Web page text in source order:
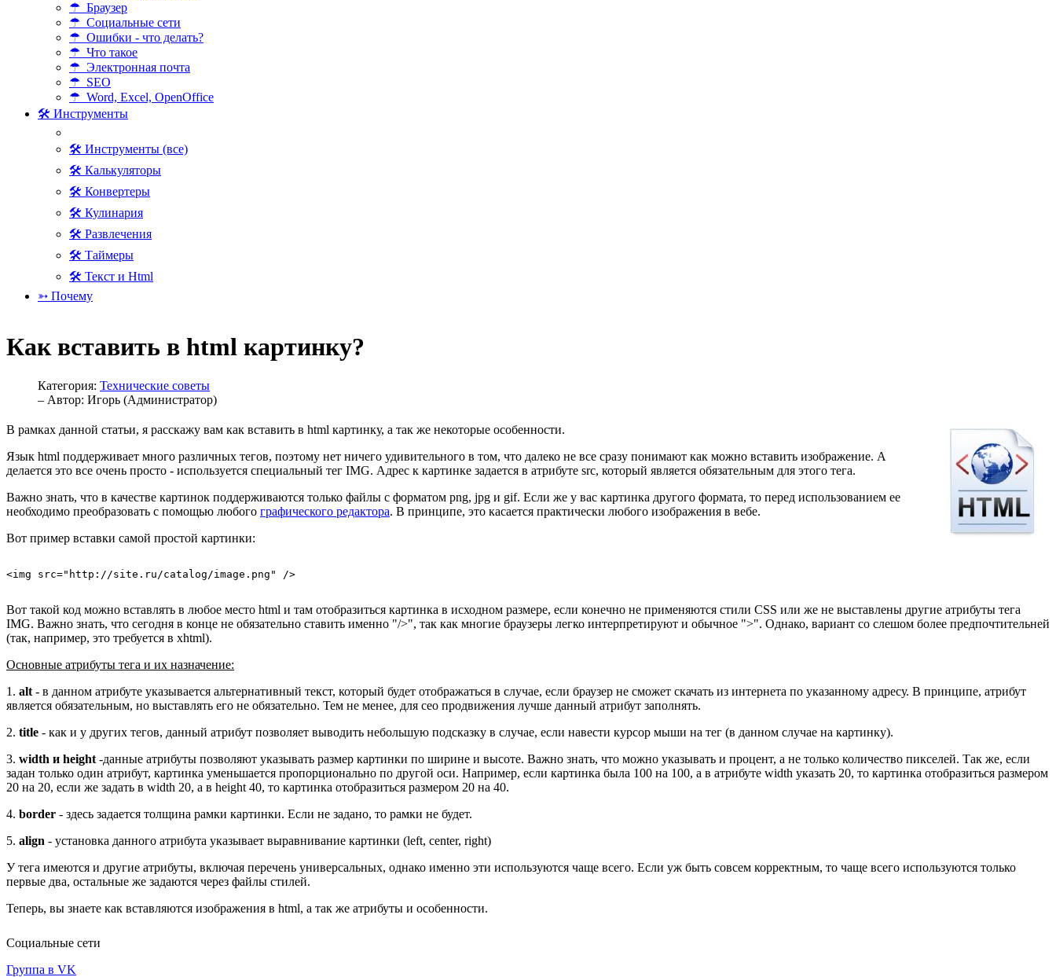
☂ Браузер
☂ Социальные сети
☂ Ошибки - что делать?
☂ Что такое
☂ Электронная почта
☂ SEO
☂ Word, Excel, OpenOffice
🛠 Инструменты
🛠 Инструменты (все)
🛠 Калькуляторы
🛠 Конвертеры
🛠 Кулинария
🛠 Развлечения
🛠 Таймеры
🛠 Текст и Html
➳ Почему
Как вставить в html картинку?
Категория: Технические советы
– Автор: Игорь (Администратор)
В рамках данной статьи, я расскажу вам как вставить в html картинку, а так же некоторые особенности.
Язык html поддерживает много различных тегов, поэтому нет ничего удивительного в том, что далеко не все сразу понимают как можно вставить изображение. А
делается это все очень просто - используется специальный тег IMG. Адрес к картинке задается в атрибуте src, который является обязательным для этого тега.
Важно знать, что в качестве картинок поддерживаются только файлы с форматом png, jpg и gif. Если же у вас картинка другого формата, то перед использованием ее
необходимо преобразовать с помощью любого графического редактора. В принципе, это касается практически любого изображения в вебе.
Вот пример вставки самой простой картинки:
Вот такой код можно вставлять в любое место html и там отобразиться картинка в исходном размере, если конечно не применяются стили CSS или же не выставлены другие атрибуты тега
IMG. Важно знать, что сегодня в конце не обязательно ставить именно "/>", так как многие браузеры легко интерпретируют и обычное ">". Однако, вариант со слешом более предпочтительней
(так, например, это требуется в xhtml).
Основные атрибуты тега и их назначение:
1. alt - в данном атрибуте указывается альтернативный текст, который будет отображаться в случае, если браузер не сможет скачать из интернета по указанному адресу. В принципе, атрибут
является обязательным, но выставлять его не обязательно. Тем не менее, для сео продвижения лучше данный атрибут заполнять.
2. title - как и у других тегов, данный атрибут позволяет выводить небольшую подсказку в случае, если навести курсор мыши на тег (в данном случае на картинку).
3. width и height -данные атрибуты позволяют указывать размер картинки по ширине и высоте. Важно знать, что можно указывать и процент, а не только количество пикселей. Так же, если
задан только один атрибут, картинка уменьшается пропорционально по другой оси. Например, если картинка была 100 на 100, а в атрибуте width указать 20, то картинка отобразиться размером
20 на 20, если же задать в width 20, а в height 40, то картинка отобразиться размером 20 на 40.
4. border - здесь задается толщина рамки картинки. Если не задано, то рамки не будет.
5. align - установка данного атрибута указывает выравнивание картинки (left, center, right)
У тега имеются и другие атрибуты, включая перечень универсальных, однако именно эти используются чаще всего. Если уж быть совсем корректным, то чаще всего используются только
первые два, остальные же задаются через файлы стилей.
Теперь, вы знаете как вставляются изображения в html, а так же атрибуты и особенности.
Социальные сети
Группа в VK